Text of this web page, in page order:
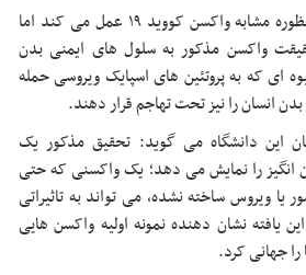
این واکسن mRNA چند منظوره مشابه واکسن کووید ۱۹ عمل می کند اما
واکسن مذکور به سلول های ایمنی بدن
ای که به پروتئین های اسپایک ویروسی حمله
انسان را نیز تحت تهاجم قرار دهند.
این دانشگاه می گوید: تحقیق مذکور یک
انگیز را نمایش می دهد؛ یک واکسنی که حتی
ویروس ساخته نشده، می تواند به تاثیراتی
یافته نشان دهنده نمونه اولیه واکسن هایی
جهانی کرد.